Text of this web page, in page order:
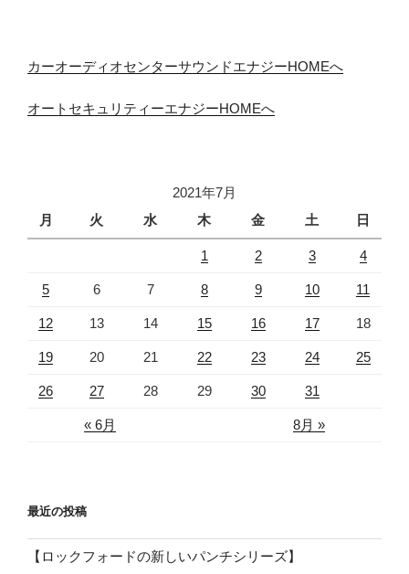
カーオーディオセンターサウンドエナジーHOMEへ
オートセキュリティーエナジーHOMEへ
2021年7月
月
火 水 木 金 土 日
« 6月 8月 »
1 2 3 4
5 6 7 8 9 10 11
12 13 14 15 16 17 18
19 20 21 22 23 24 25
26 27 28 29 30 31
最近の投稿
【ロックフォードの新しいパンチシリーズ】